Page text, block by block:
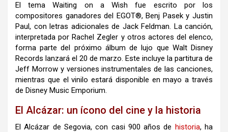
El tema Waiting on a Wish fue escrito por los
compositores ganadores del EGOT®, Benj Pasek y Justin
Paul, con letras adicionales de Jack Feldman. La canción,
interpretada por Rachel Zegler y otros actores del elenco,
forma parte del próximo álbum de lujo que Walt Disney
Records lanzará el 20 de marzo. Este incluye la partitura de
Jeff Morrow y versiones instrumentales de las canciones,
mientras que el vinilo estará disponible en mayo a través
de Disney Music Emporium.
El Alcázar: un ícono del cine y la historia
El Alcázar de Segovia, con casi 900 años de historia, ha